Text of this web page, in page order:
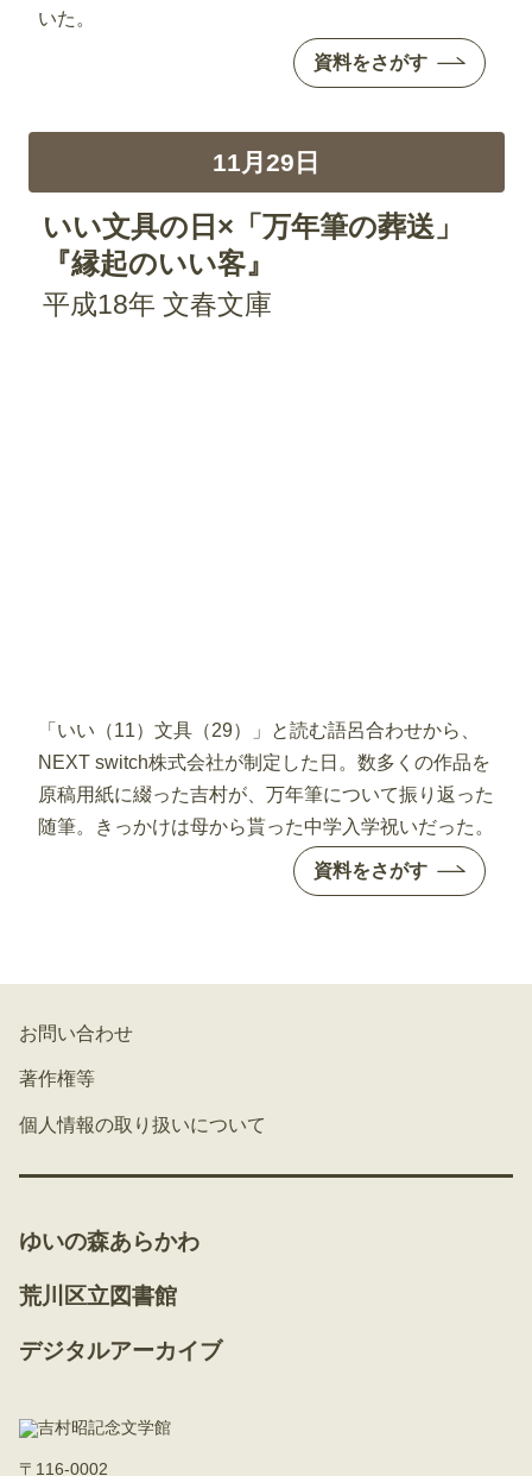
いた。
資料をさがす
11月29日
いい文具の日×「万年筆の葬送」
『縁起のいい客』
平成18年 文春文庫
「いい（11）文具（29）」と読む語呂合わせから、
NEXT switch株式会社が制定した日。数多くの作品を
原稿用紙に綴った吉村が、万年筆について振り返った
随筆。きっかけは母から貰った中学入学祝いだった。
資料をさがす
お問い合わせ
著作権等
個人情報の取り扱いについて
ゆいの森あらかわ
荒川区立図書館
デジタルアーカイブ
〒116-0002